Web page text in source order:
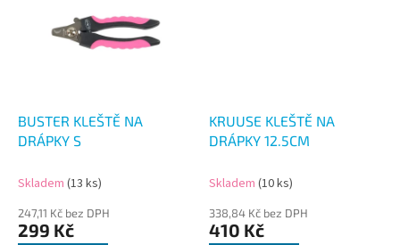
BUSTER KLEŠTĚ NA
DRÁPKY S
Skladem (13 ks)
247,11 Kč bez DPH
299 Kč
KRUUSE KLEŠTĚ NA
DRÁPKY 12.5CM
Skladem (10 ks)
338,84 Kč bez DPH
410 Kč